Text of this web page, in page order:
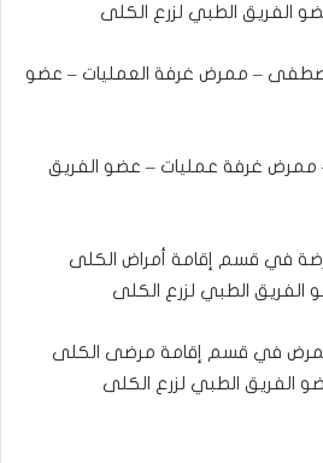
الفريق الطبي لزرع الكلى
– ممرض غرفة العمليات – عضو
ممرض غرفة عمليات – عضو الفريق
في قسم إقامة أمراض الكلى
الطبي لزرع الكلى
في قسم إقامة مرضى الكلى
الفريق الطبي لزرع الكلى